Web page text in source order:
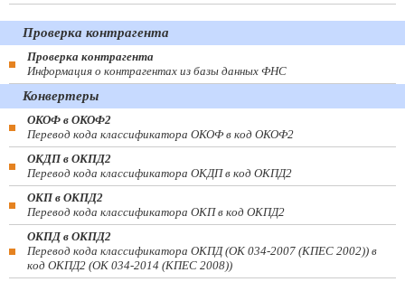
Проверка контрагента
Проверка контрагента
Информация о контрагентах из базы данных ФНС
Конвертеры
ОКОФ в ОКОФ2
Перевод кода классификатора ОКОФ в код ОКОФ2
ОКДП в ОКПД2
Перевод кода классификатора ОКДП в код ОКПД2
ОКП в ОКПД2
Перевод кода классификатора ОКП в код ОКПД2
ОКПД в ОКПД2
Перевод кода классификатора ОКПД (ОК 034-2007 (КПЕС 2002)) в
код ОКПД2 (ОК 034-2014 (КПЕС 2008))